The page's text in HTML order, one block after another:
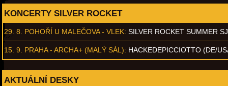
KONCERTY SILVER ROCKET
29. 8. POHOŘÍ U MALEČOVA - VLEK: SILVER ROCKET SUMMER
15. 9. PRAHA - ARCHA+ (MALÝ SÁL): HACKEDEPICCIOTTO (DE/
AKTUÁLNÍ DESKY